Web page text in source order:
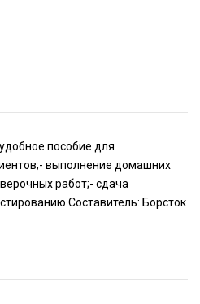
пособие для
выполнение домашних
работ;- сдача
Борсток